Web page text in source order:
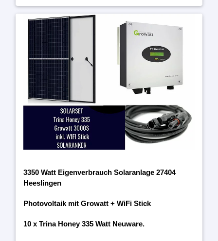
3350 Watt Eigenverbrauch Solaranlage 27404
Heeslingen
Photovoltaik mit Growatt + WiFi Stick
10 x Trina Honey 335 Watt Neuware.